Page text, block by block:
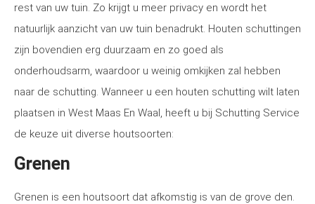
rest van uw tuin. Zo krijgt u meer privacy en wordt het
natuurlijk aanzicht van uw tuin benadrukt. Houten schuttingen
zijn bovendien erg duurzaam en zo goed als
onderhoudsarm, waardoor u weinig omkijken zal hebben
naar de schutting. Wanneer u een houten schutting wilt laten
plaatsen in West Maas En Waal, heeft u bij Schutting Service
de keuze uit diverse houtsoorten:
Grenen
Grenen is een houtsoort dat afkomstig is van de grove den.